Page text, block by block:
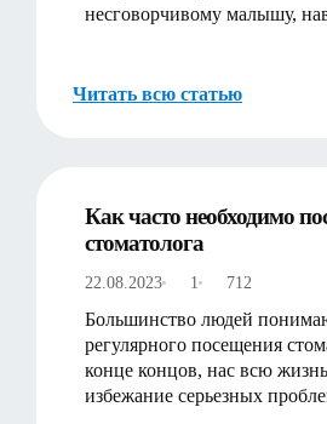
несговорчивому малышу,
Читать всю статью
Как часто необходимо
стоматолога
22.08.2023 1 712
Большинство людей
регулярного посещения
конце концов, нас всю
избежание серьезных